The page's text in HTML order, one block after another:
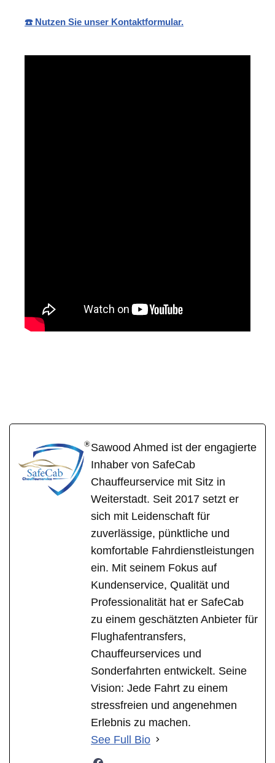
☎️ Nutzen Sie unser Kontaktformular.
Sawood Ahmed ist der engagierte
Inhaber von SafeCab
Chauffeurservice mit Sitz in
Weiterstadt. Seit 2017 setzt er
sich mit Leidenschaft für
zuverlässige, pünktliche und
komfortable Fahrdienstleistungen
ein. Mit seinem Fokus auf
Kundenservice, Qualität und
Professionalität hat er SafeCab
zu einem geschätzten Anbieter für
Flughafentransfers,
Chauffeurservices und
Sonderfahrten entwickelt. Seine
Vision: Jede Fahrt zu einem
stressfreien und angenehmen
Erlebnis zu machen.
See Full Bio